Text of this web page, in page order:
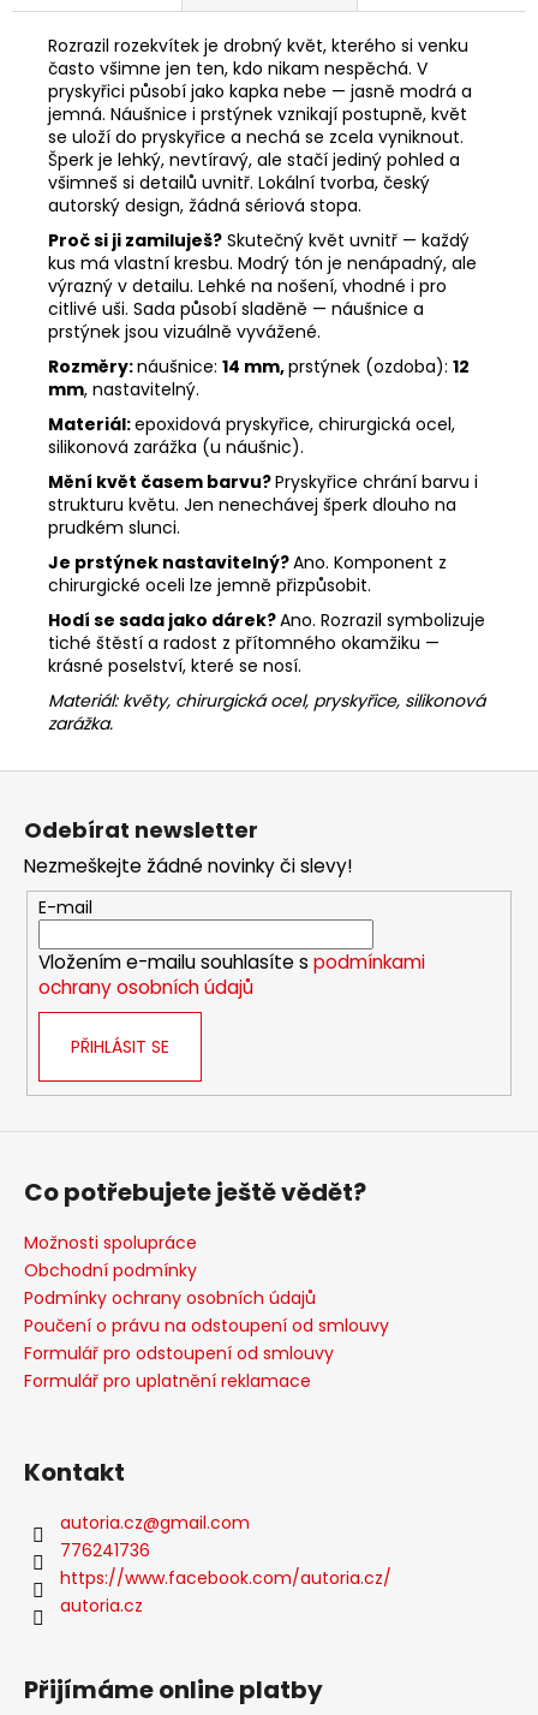
Rozrazil rozekvítek je drobný květ, kterého si venku
často všimne jen ten, kdo nikam nespěchá. V
pryskyřici působí jako kapka nebe — jasně modrá a
jemná. Náušnice i prstýnek vznikají postupně, květ
se uloží do pryskyřice a nechá se zcela vyniknout.
Šperk je lehký, nevtíravý, ale stačí jediný pohled a
všimneš si detailů uvnitř. Lokální tvorba, český
autorský design, žádná sériová stopa.
Proč si ji zamiluješ? Skutečný květ uvnitř — každý
kus má vlastní kresbu. Modrý tón je nenápadný, ale
výrazný v detailu. Lehké na nošení, vhodné i pro
citlivé uši. Sada působí sladěně — náušnice a
prstýnek jsou vizuálně vyvážené.
Rozměry:náušnice: 14 mm,prstýnek (ozdoba): 12
mm, nastavitelný.
Materiál:epoxidová pryskyřice, chirurgická ocel,
silikonová zarážka (u náušnic).
Mění květ časem barvu?Pryskyřice chrání barvu i
strukturu květu. Jen nenechávej šperk dlouho na
prudkém slunci.
Je prstýnek nastavitelný?Ano. Komponent z
chirurgické oceli lze jemně přizpůsobit.
Hodí se sada jako dárek?Ano. Rozrazil symbolizuje
tiché štěstí a radost z přítomného okamžiku —
krásné poselství, které se nosí.
Materiál: květy, chirurgická ocel, pryskyřice, silikonová
zarážka.
Z
Odebírat newsletter
Nezmeškejte žádné novinky či slevy!
E-mail
Vložením e-mailu souhlasíte s podmínkami
ochrany osobních údajů
PŘIHLÁSIT SE
Co potřebujete ještě vědět?
Možnosti spolupráce
Obchodní podmínky
Podmínky ochrany osobních údajů
Poučení o právu na odstoupení od smlouvy
Formulář pro odstoupení od smlouvy
Formulář pro uplatnění reklamace
Kontakt
autoria.cz@gmail.com
776241736
https://www.facebook.com/autoria.cz/
autoria.cz
Přijímáme online platby